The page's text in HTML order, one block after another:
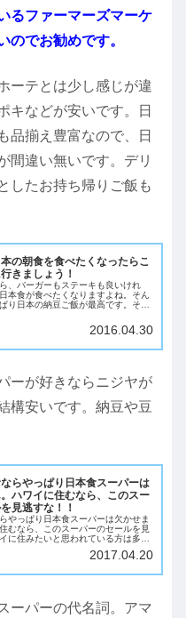
るファーマーズマーケ
のでお勧めです。
ーテとは少し感じが違
キなどが安いです。日
品揃え豊富なので、日
間違い無いです。デリ
したお持ち帰りご飯も
の朝食を食べたくなったらこ
きましょう！
、バーガーもステーキも良いけれ
本食が食べたくなりますよね。そん
り日本の納豆ご飯が最高です。そん
テ」です。やっぱり、海外に住んで
2016.04.30
ーが好きならニジヤが
構安いです。納豆や豆
らやっぱり日本食スーパーは
ハワイに住むなら、このスー
見逃すな！！
やっぱり日本食スーパーは欠かせま
むなら、このスーパーのセールを見
に住みたいと思われている方は多い
際に住むならやっぱり日本食スーパ
。ハワイには日本人、日系人が多
2017.04.20
ーパーの代名詞。アマ